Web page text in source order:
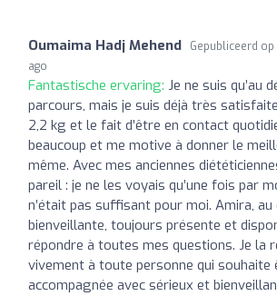
Oumaima Hadj Mehend Gepubliceerd op
ago
Fantastische ervaring: Je ne suis qu’au
parcours, mais je suis déjà très
2,2 kg et le fait d’être en contact
beaucoup et me motive à donner le
même. Avec mes anciennes
pareil : je ne les voyais qu’une fois par
n’était pas suffisant pour moi. Amira,
bienveillante, toujours présente et
répondre à toutes mes questions. Je la
vivement à toute personne qui souhaite
accompagnée avec sérieux et